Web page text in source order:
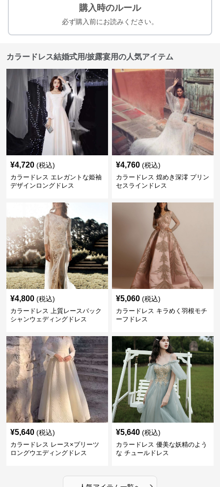
購入時のルール
必ず購入前にお読みください。
カラードレス結婚式用/披露宴用の人気アイテム
¥4,720 (税込)
カラードレス エレガントな姫袖
デザインロングドレス
¥4,760 (税込)
カラードレス 煌めき深澪 プリン
セスラインドレス
¥4,800 (税込)
カラードレス 上質レースバック
シャンウェディングドレス
¥5,060 (税込)
カラードレス キラめく羽根モチ
ーフドレス
¥5,640 (税込)
カラードレス レース×プリーツ
ロングウエディングドレス
¥5,640 (税込)
カラードレス 優美な妖精のよう
な チュールドレス